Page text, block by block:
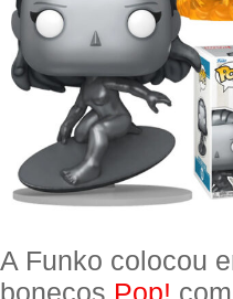
A Funko colocou
bonecos Pop!